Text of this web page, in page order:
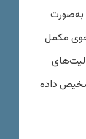
به‌صورت
مکمل
داده